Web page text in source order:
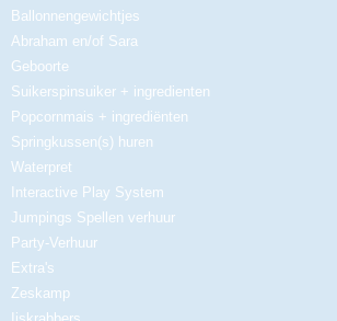
Ballonnengewichtjes
Abraham en/of Sara
Geboorte
Suikerspinsuiker + ingredienten
Popcornmais + ingrediënten
Springkussen(s) huren
Waterpret
Interactive Play System
Jumpings Spellen verhuur
Party-Verhuur
Extra's
Zeskamp